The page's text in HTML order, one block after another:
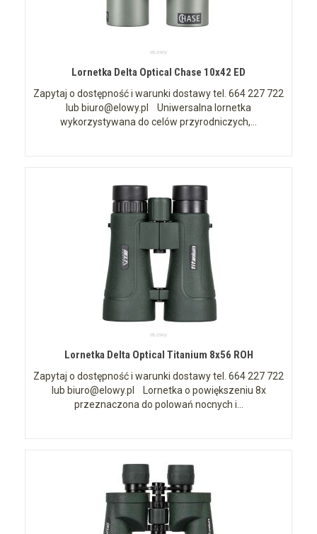
Lornetka Delta Optical Chase 10x42 ED
Zapytaj o dostępność i warunki dostawy tel. 664 227 722
lub biuro@elowy.pl Uniwersalna lornetka
wykorzystywana do celów przyrodniczych,...
Lornetka Delta Optical Titanium 8x56 ROH
Zapytaj o dostępność i warunki dostawy tel. 664 227 722
lub biuro@elowy.pl Lornetka o powiększeniu 8x
przeznaczona do polowań nocnych i...